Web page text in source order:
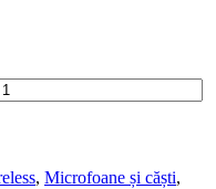
, Microfoane și căști,